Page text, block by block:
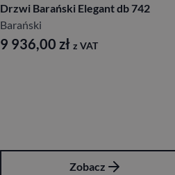
Drzwi Barański Elegant db 742
Barański
9 936,00 zł z VAT
Zobacz